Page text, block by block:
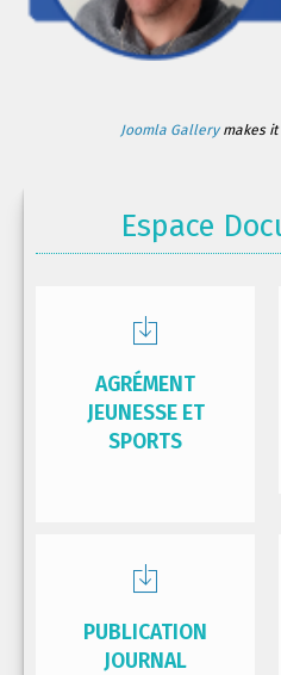
Joomla Gallerymakes it
Espace
AGRÉMENT
JEUNESSE ET
SPORTS
PUBLICATION
JOURNAL